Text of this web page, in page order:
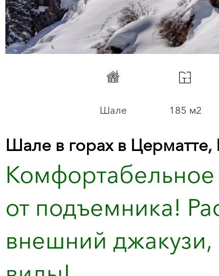
Шале 185 м2
Шале в горах в
от подъемника!
внешний